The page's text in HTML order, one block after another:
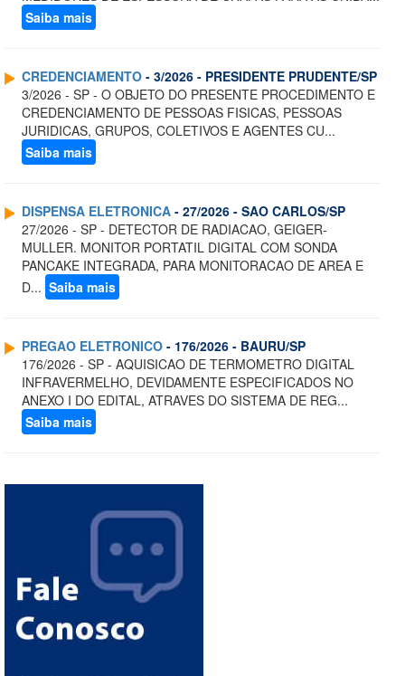
Saiba mais
CREDENCIAMENTO - 3/2026 - PRESIDENTE PRUDENTE/SP
3/2026 - SP - O OBJETO DO PRESENTE PROCEDIMENTO E
CREDENCIAMENTO DE PESSOAS FISICAS, PESSOAS
JURIDICAS, GRUPOS, COLETIVOS E AGENTES CU...
Saiba mais
DISPENSA ELETRONICA - 27/2026 - SAO CARLOS/SP
27/2026 - SP - DETECTOR DE RADIACAO, GEIGER-
MULLER. MONITOR PORTATIL DIGITAL COM SONDA
PANCAKE INTEGRADA, PARA MONITORACAO DE AREA E
D... Saiba mais
PREGAO ELETRONICO - 176/2026 - BAURU/SP
176/2026 - SP - AQUISICAO DE TERMOMETRO DIGITAL
INFRAVERMELHO, DEVIDAMENTE ESPECIFICADOS NO
ANEXO I DO EDITAL, ATRAVES DO SISTEMA DE REG...
Saiba mais